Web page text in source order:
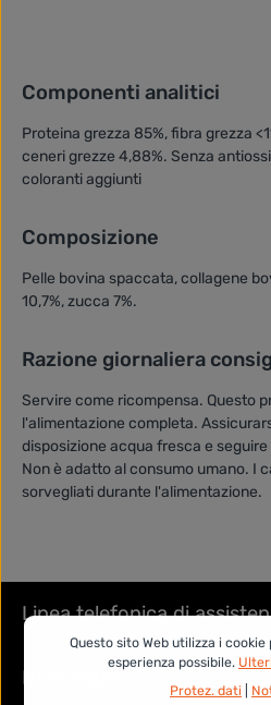
Componenti analitici
Proteina grezza 85%, fibra grezza
ceneri grezze 4,88%. Senza
coloranti aggiunti
Composizione
Pelle bovina spaccata, collagene
10,7%, zucca 7%.
Razione giornaliera
Servire come ricompensa. Questo
l'alimentazione completa.
disposizione acqua fresca e
Non è adatto al consumo umano. I
sorvegliati durante l'alimentazione.
Linea telefonica di
Note legali
Questo sito Web utilizza i
esperienza possibile.
Protez. dati